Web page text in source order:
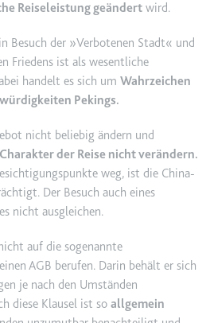
Cookie
verwendet, um die Effizienz
der Website
indem Daten über die
über mehrere Websites
gesammelt werden.
Cookie
Reiseleistung geändert wird.
Besuch der »Verbotenen Stadt« und
Friedens ist als wesentliche
handelt es sich um Wahrzeichen
Pekings.
nicht beliebig ändern und
Charakter der Reise nicht verändern.
weg, ist die China-
Der Besuch auch eines
nicht ausgleichen.
auf die sogenannte
AGB berufen. Darin behält er sich
je nach den Umständen
diese Klausel ist so allgemein